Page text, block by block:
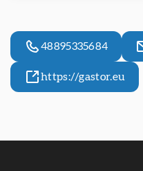
48895335684
https://gastor.eu